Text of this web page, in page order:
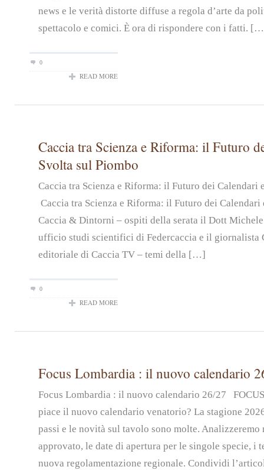
news e le verità distorte diffuse a regola d’arte da
spettacolo e comici. È ora di rispondere con i fatti.
0
READ MORE
Caccia tra Scienza e Riforma: il Futuro
Svolta sul Piombo
Caccia tra Scienza e Riforma: il Futuro dei
Caccia tra Scienza e Riforma: il Futuro dei Calendari
Caccia & Dintorni – ospiti della serata il Dott
ufficio studi scientifici di Federcaccia e il giornalista
editoriale di Caccia TV – temi della […]
0
READ MORE
Focus Lombardia : il nuovo calendario
Focus Lombardia : il nuovo calendario 26/27
piace il nuovo calendario venatorio? La stagione
passi e le novità sul tavolo sono molte.
approvato, le date di apertura per le singole specie, i
nuova regolamentazione regionale. Condividi